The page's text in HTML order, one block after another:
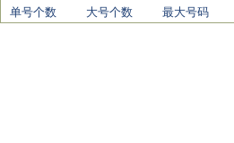
单号个数
大号个数 最大号码